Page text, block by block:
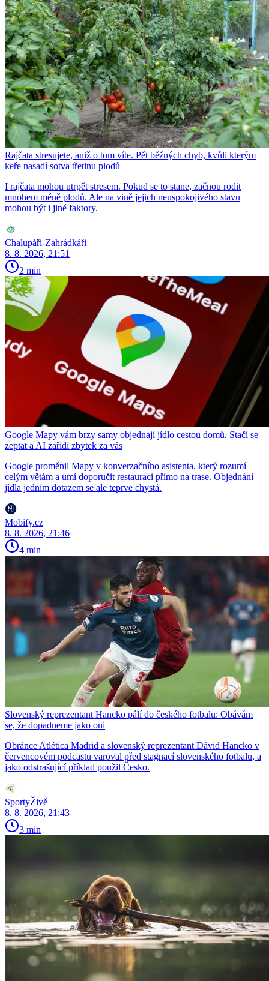
Rajčata stresujete, aniž o tom víte. Pět běžných chyb, kvůli kterým
keře nasadí sotva třetinu plodů
I rajčata mohou utrpět stresem. Pokud se to stane, začnou rodit
mnohem méně plodů. Ale na vině jejich neuspokojivého stavu
mohou být i jiné faktory.
Chalupáři-Zahrádkáři
8. 8. 2026, 21:51
2 min
Google Mapy vám brzy samy objednají jídlo cestou domů. Stačí se
zeptat a AI zařídí zbytek za vás
Google proměnil Mapy v konverzačního asistenta, který rozumí
celým větám a umí doporučit restauraci přímo na trase. Objednání
jídla jedním dotazem se ale teprve chystá.
Mobify.cz
8. 8. 2026, 21:46
4 min
Slovenský reprezentant Hancko pálí do českého fotbalu: Obávám
se, že dopadneme jako oni
Obránce Atlética Madrid a slovenský reprezentant Dávid Hancko v
červencovém podcastu varoval před stagnací slovenského fotbalu, a
jako odstrašující příklad použil Česko.
SportyŽivě
8. 8. 2026, 21:43
3 min